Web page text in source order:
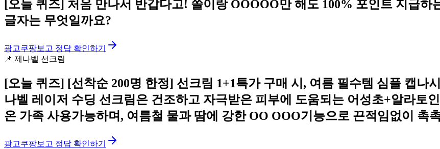
[오늘 퀴즈] 처음 만나서 반갑다고! 쏠이랑 OOOOO만 해도 100% 포인트 지급
글자는 무엇일까요?
광고쿠팡보고 정답 확인하기
📌 제나벨 선크림
[오늘 퀴즈] [선착순 200명 한정] 선크림 1+1특가 구매 시, 여름 필수템 심플 캡나
나벨 레이저 수딩 선크림은 건조하고 자극받은 피부에 도움되는 어성초+알라토
온 가족 사용가능하며, 여름철 물과 땀에 강한 OO OOO기능으로 끈적임없이 촉
광고쿠팡보고 정답 확인하기